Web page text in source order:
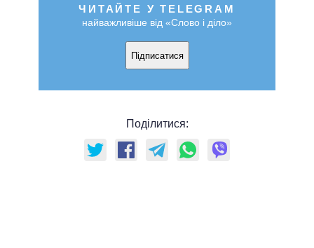
ЧИТАЙТЕ У TELEGRAM
найважливіше від «Слово і діло»
Підписатися
Поділитися: